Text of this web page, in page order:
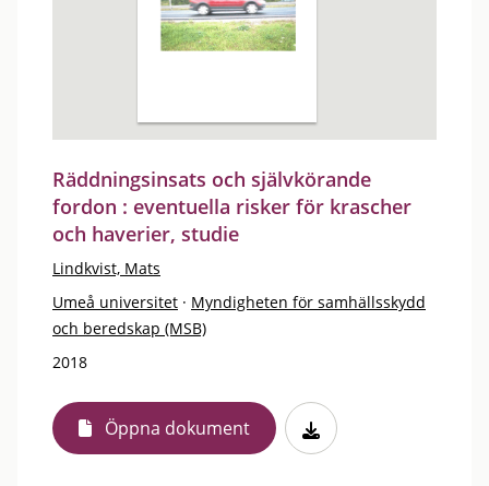
Räddningsinsats och självkörande
fordon : eventuella risker för krascher
och haverier, studie
Lindkvist, Mats
Umeå universitet · Myndigheten för samhällsskydd
och beredskap (MSB)
2018
Öppna dokument